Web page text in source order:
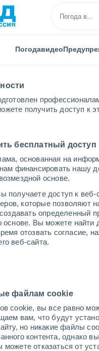
получить доступ к
бесплатный доступ
основанная на
финансировать нашу
основе.
доступ к
которые позволяют
определенный
основе. Вы можете
отозвать согласие,
веб-сайта.
файлам cookie
cookie, вы все равно
вам, что будут
но никакие файлы
контента, однако
отказаться от
Погодавидео
Graukogel
2027
0 1 3 2
трасс в
0 /